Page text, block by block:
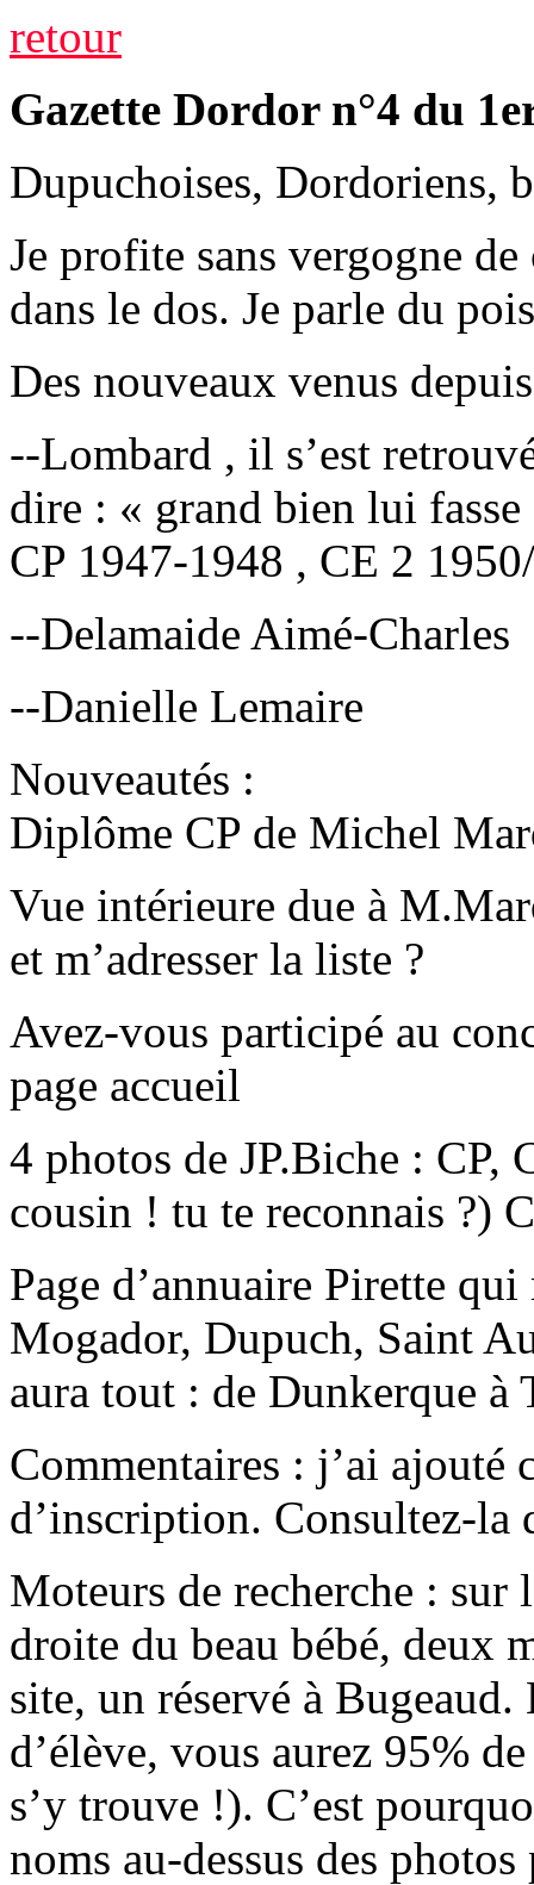
retour
Gazette Dordor n°4 du
Dupuchoises, Dordoriens,
Je profite sans vergogne
dans le dos. Je parle du
Des nouveaux venus
--Lombard , il s’est
dire : « grand bien lui
CP 1947-1948 , CE 2
--Delamaide Aimé-Charles
--Danielle Lemaire
Nouveautés :
Diplôme CP de Michel
Vue intérieure due à
et m’adresser la liste ?
Avez-vous participé au
page accueil
4 photos de JP.Biche :
cousin ! tu te reconnais ?)
Page d’annuaire Pirette
Mogador, Dupuch, Saint
aura tout : de Dunkerque à
Commentaires : j’ai
d’inscription. Consultez-la
Moteurs de recherche : sur
droite du beau bébé, deux
site, un réservé à
d’élève, vous aurez 95%
s’y trouve !). C’est
noms au-dessus des